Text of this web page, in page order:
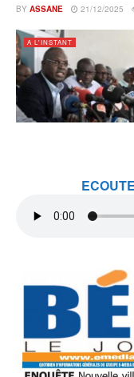
BY ASSANE 21/12/2025
A L'INSTANT